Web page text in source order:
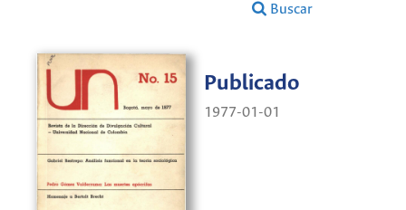
Buscar
Publicado
1977-01-01